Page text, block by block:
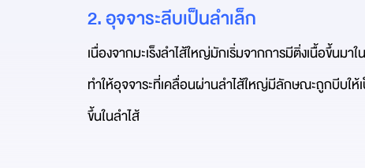
2. อุจจาระลีบเป็นลำเล็ก
เนื่องจากมะเร็งลำไส้ใหญ่มักเริ่มจากการมีติ่งเนื้อขึ้นมา
ทำให้อุจจาระที่เคลื่อนผ่านลำไส้ใหญ่มีลักษณะถูกบีบใ
ขึ้นในลำไส้